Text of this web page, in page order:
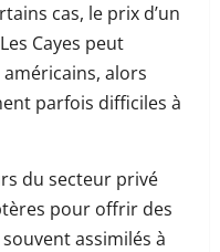
cas, le prix d’un
Cayes peut
alors
parfois difficiles à
du secteur privé
pour offrir des
assimilés à